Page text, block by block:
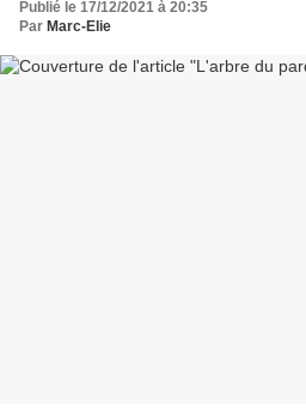
Publié le 17/12/2021 à 20:35
Par Marc-Elie